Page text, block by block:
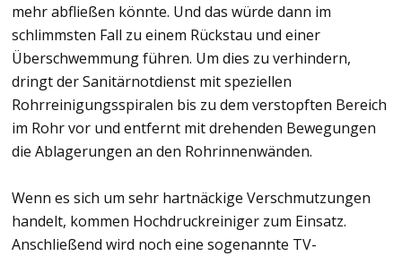
mehr abfließen könnte. Und das würde dann im
schlimmsten Fall zu einem Rückstau und einer
Überschwemmung führen. Um dies zu verhindern,
dringt der Sanitärnotdienst mit speziellen
Rohrreinigungsspiralen bis zu dem verstopften Bereich
im Rohr vor und entfernt mit drehenden Bewegungen
die Ablagerungen an den Rohrinnenwänden.
Wenn es sich um sehr hartnäckige Verschmutzungen
handelt, kommen Hochdruckreiniger zum Einsatz.
Anschließend wird noch eine sogenannte TV-